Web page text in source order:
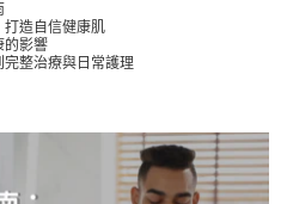
打造自信健康肌
的影響
整治療與日常護理